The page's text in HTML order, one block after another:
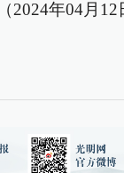
2024年04月12